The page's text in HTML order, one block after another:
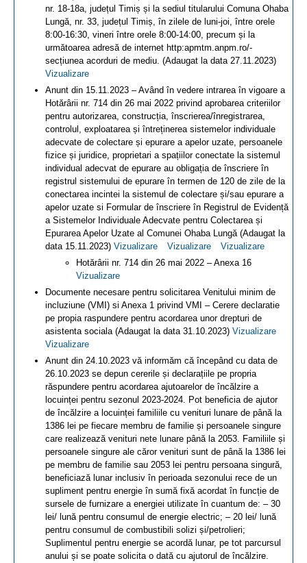
nr. 18-18a, județul Timiș și la sediul titularului Comuna Ohaba
Lungă, nr. 33, județul Timiș, în zilele de luni-joi, între orele
8:00-16:30, vineri între orele 8:00-14:00, precum și la
următoarea adresă de internet http:apmtm.anpm.ro/-
secțiunea acorduri de mediu. (Adaugat la data 27.11.2023)
Vizualizare
Anunt din 15.11.2023 – Având în vedere intrarea în vigoare a
Hotărârii nr. 714 din 26 mai 2022 privind aprobarea criteriilor
pentru autorizarea, construcția, înscrierea/înregistrarea,
controlul, exploatarea și întreținerea sistemelor individuale
adecvate de colectare și epurare a apelor uzate, persoanele
fizice și juridice, proprietari a spațiilor conectate la sistemul
individual adecvat de epurare au obligația de înscriere în
registrul sistemului de epurare în termen de 120 de zile de la
conectarea incintei la sistemul de colectare și/sau epurare a
apelor uzate si Formular de înscriere în Registrul de Evidență
a Sistemelor Individuale Adecvate pentru Colectarea și
Epurarea Apelor Uzate al Comunei Ohaba Lungă (Adaugat la
data 15.11.2023) Vizualizare Vizualizare
Vizualizare
Hotărârii nr. 714 din 26 mai 2022 – Anexa 16
Vizualizare
Documente necesare pentru solicitarea Venitului minim de
incluziune (VMI) si Anexa 1 privind VMI – Cerere declaratie
pe propia raspundere pentru acordarea unor drepturi de
asistenta sociala (Adaugat la data 31.10.2023) Vizualizare
Vizualizare
Anunt din 24.10.2023 vă informăm că începând cu data de
26.10.2023 se depun cererile și declarațiile pe propria
răspundere pentru acordarea ajutoarelor de încălzire a
locuinței pentru sezonul 2023-2024. Pot beneficia de ajutor
de încălzire a locuinței familiile cu venituri lunare de până la
1386 lei pe fiecare membru de familie și persoanele singure
care realizează venituri nete lunare până la 2053. Familiile și
persoanele singure ale căror venituri sunt de până la 1386 lei
pe membru de familie sau 2053 lei pentru persoana singură,
beneficiază lunar inclusiv în perioada sezonului rece de un
supliment pentru energie în sumă fixă acordat în funcție de
sursele de furnizare a energiei utilizate în cuantum de: – 30
lei/ lună pentru consumul de energie electric; – 20 lei/ lună
pentru consumul de combustibili solizi și/petrolieri;
Suplimentul pentru energie se acordă lunar, pe tot parcursul
anului și se poate solicita o dată cu ajutorul de încălzire.